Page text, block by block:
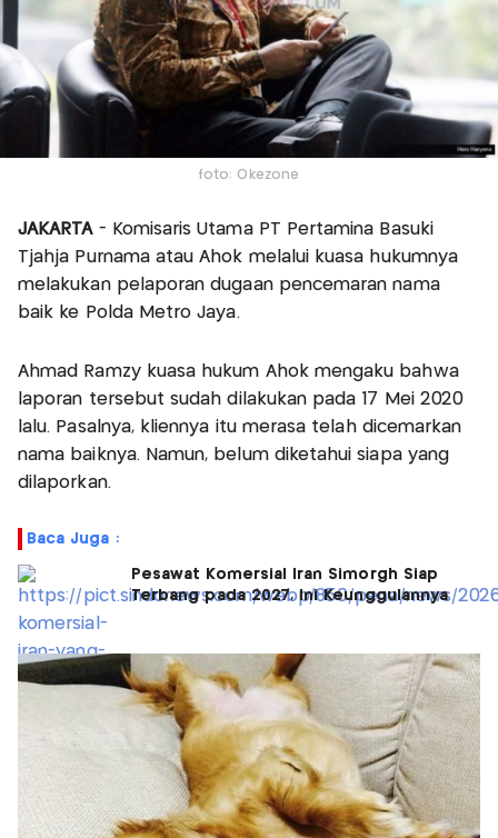
foto: Okezone
JAKARTA - Komisaris Utama PT Pertamina Basuki
Tjahja Purnama atau Ahok melalui kuasa hukumnya
melakukan pelaporan dugaan pencemaran nama
baik ke Polda Metro Jaya.
Ahmad Ramzy kuasa hukum Ahok mengaku bahwa
laporan tersebut sudah dilakukan pada 17 Mei 2020
lalu. Pasalnya, kliennya itu merasa telah dicemarkan
nama baiknya. Namun, belum diketahui siapa yang
dilaporkan.
Baca Juga :
Pesawat Komersial Iran Simorgh Siap
Terbang pada 2027, Ini Keunggulannya